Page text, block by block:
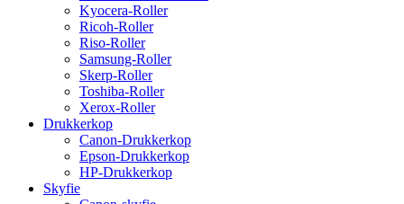
Kyocera-Roller
Ricoh-Roller
Riso-Roller
Samsung-Roller
Skerp-Roller
Toshiba-Roller
Xerox-Roller
Drukkerkop
Canon-Drukkerkop
Epson-Drukkerkop
HP-Drukkerkop
Skyfie